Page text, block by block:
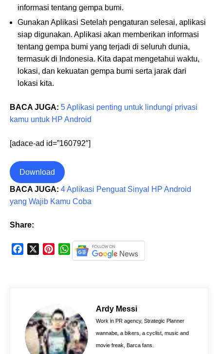
informasi tentang gempa bumi.
Gunakan Aplikasi Setelah pengaturan selesai, aplikasi
siap digunakan. Aplikasi akan memberikan informasi
tentang gempa bumi yang terjadi di seluruh dunia,
termasuk di Indonesia. Kita dapat mengetahui waktu,
lokasi, dan kekuatan gempa bumi serta jarak dari
lokasi kita.
BACA JUGA: 5 Aplikasi penting untuk lindungi privasi
kamu untuk HP Android
[adace-ad id=”160792″]
Download
BACA JUGA: 4 Aplikasi Penguat Sinyal HP Android
yang Wajib Kamu Coba
Share:
k
r
e
s
W
h
p
p
Ardy Messi
Work in PR agency, Strategic Planner
wannabe, a bikers, a cyclist, music and
movie freak, Barca fans.